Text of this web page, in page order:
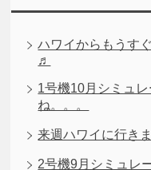
ハワイからもうす
♬
1号機10月シミュ
ね。。。
来週ハワイに行き
2号機9月シミュレ